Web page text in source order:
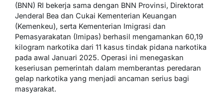
(BNN) RI bekerja sama dengan BNN Provinsi, Direktorat
Jenderal Bea dan Cukai Kementerian Keuangan
(Kemenkeu), serta Kementerian Imigrasi dan
Pemasyarakatan (Imipas) berhasil mengamankan 60,19
kilogram narkotika dari 11 kasus tindak pidana narkotika
pada awal Januari 2025. Operasi ini menegaskan
keseriusan pemerintah dalam memberantas peredaran
gelap narkotika yang menjadi ancaman serius bagi
masyarakat.